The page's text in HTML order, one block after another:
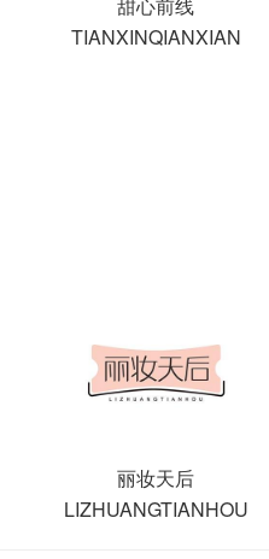
TIANXINQIANXIAN
丽妆天后
LIZHUANGTIANHOU